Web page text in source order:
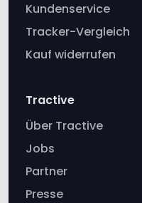
Kundenservice
Tracker-Vergleich
Kauf widerrufen
Tractive
Über Tractive
Jobs
Partner
Presse